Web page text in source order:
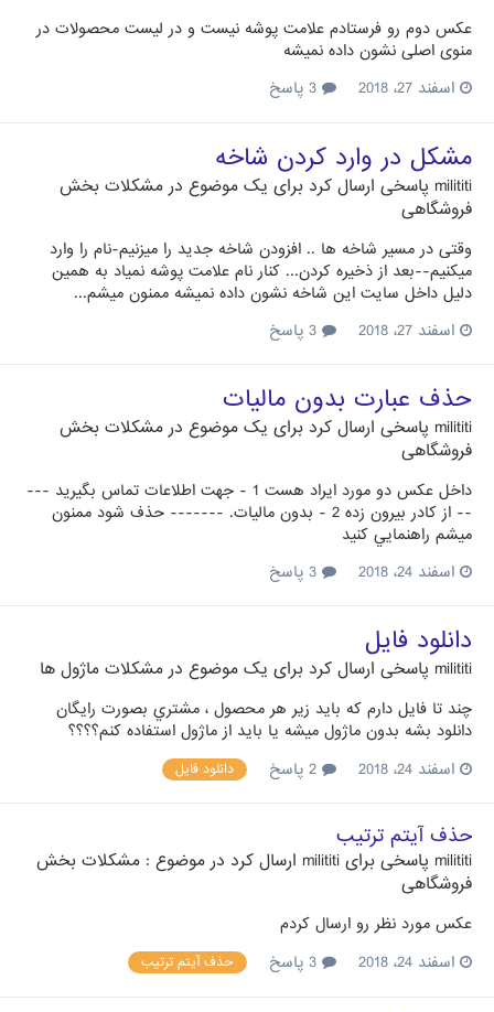
عکس دوم رو فرستادم علامت پوشه نیست و در لیست محصولات در
منوی اصلی نشون داده نمیشه
اسفند 27، 2018
مشکل در وارد کردن شاخه
milititi پاسخی ارسال کرد برای یک موضوع در مشکلات بخش
فروشگاهی
وقتی در مسیر شاخه ها .. افزودن شاخه جدید را میزنیم-نام را وارد
میکنیم--بعد از ذخیره کردن... کنار نام علامت پوشه نمیاد به همین
دلیل داخل سایت این شاخه نشون داده نمیشه ممنون میشم...
اسفند 27، 2018
حذف عبارت بدون ماليات
milititi پاسخی ارسال کرد برای یک موضوع در مشکلات بخش
فروشگاهی
داخل عكس دو مورد ايراد هست 1 - جهت اطلاعات تماس بگیرید ---
-- از كادر بيرون زده 2 - بدون مالیات. ------- حذف شود ممنون
ميشم راهنمايي كنيد
اسفند 24، 2018
دانلود فايل
milititi پاسخی ارسال کرد برای یک موضوع در مشکلات ماژول ها
چند تا فايل دارم كه بايد زير هر محصول ، مشتري بصورت رايگان
دانلود بشه بدون ماژول ميشه يا بايد از ماژول استفاده كنم؟؟؟؟
اسفند 24، 2018
دانلود فايل
حذف آيتم ترتيب
milititi پاسخی برای milititi ارسال کرد در موضوع : مشکلات بخش
فروشگاهی
عكس مورد نظر رو ارسال كردم
اسفند 24، 2018
حذف آيتم ترتيب